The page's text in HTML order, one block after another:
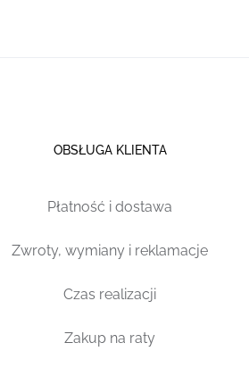
OBSŁUGA KLIENTA
Płatność i dostawa
Zwroty, wymiany i reklamacje
Czas realizacji
Zakup na raty